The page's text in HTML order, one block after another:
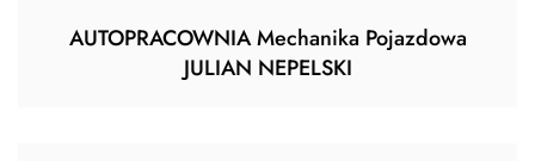
AUTOPRACOWNIA Mechanika Pojazdowa
JULIAN NEPELSKI